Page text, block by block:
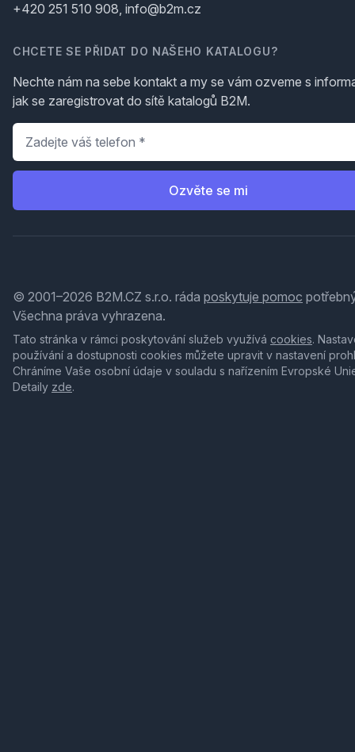
+420 251 510 908, info@b2m.cz
CHCETE SE PŘIDAT DO NAŠEHO KATALOGU?
Nechte nám na sebe kontakt a my se vám ozveme s
jak se zaregistrovat do sítě katalogů B2M.
Telefon
Ozvěte se mi
© 2001–2026 B2M.CZ s.r.o. ráda poskytuje pomoc
Všechna práva vyhrazena.
Tato stránka v rámci poskytování služeb využívá cookies.
používání a dostupnosti cookies můžete upravit v nastavení
Chráníme Vaše osobní údaje v souladu s nařízením Evropské
Detaily zde.